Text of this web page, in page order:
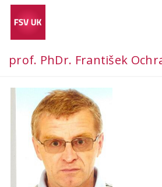
prof. PhDr. František